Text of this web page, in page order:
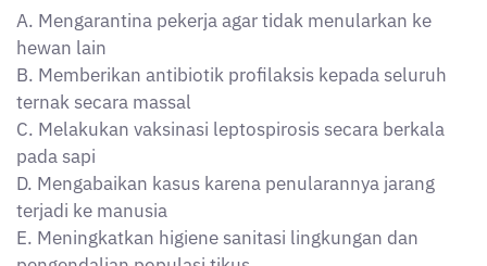
A. Mengarantina pekerja agar tidak menularkan ke
hewan lain
B. Memberikan antibiotik profilaksis kepada seluruh
ternak secara massal
C. Melakukan vaksinasi leptospirosis secara berkala
pada sapi
D. Mengabaikan kasus karena penularannya jarang
terjadi ke manusia
E. Meningkatkan higiene sanitasi lingkungan dan